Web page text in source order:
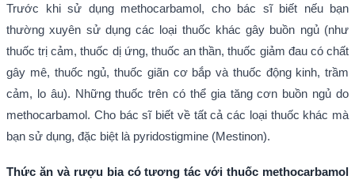
Trước khi sử dụng methocarbamol, cho bác sĩ biết nếu bạn
thường xuyên sử dụng các loại thuốc khác gây buồn ngủ (như
thuốc trị cảm, thuốc dị ứng, thuốc an thần, thuốc giảm đau có chất
gây mê, thuốc ngủ, thuốc giãn cơ bắp và thuốc động kinh, trầm
cảm, lo âu). Những thuốc trên có thể gia tăng cơn buồn ngủ do
methocarbamol. Cho bác sĩ biết về tất cả các loại thuốc khác mà
bạn sử dụng, đặc biệt là pyridostigmine (Mestinon).
Thức ăn và rượu bia có tương tác với thuốc methocarbamol